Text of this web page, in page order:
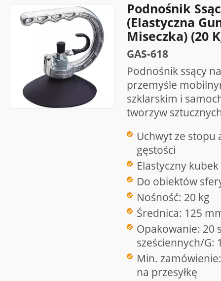
Podnośnik
(elastyczna
Miseczka) (20
GAS-618
Podnośnik ssący
przemyśle
szklarskim i
tworzyw
Uchwyt ze
gęstości
Elastyczny
Do obiektów
Nośność: 20 kg
Średnica: 125
Opakowanie: 20
sześciennych/G:
Min.
na przesyłkę